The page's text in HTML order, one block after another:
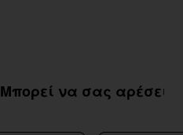
Μπορεί να σας αρέσει